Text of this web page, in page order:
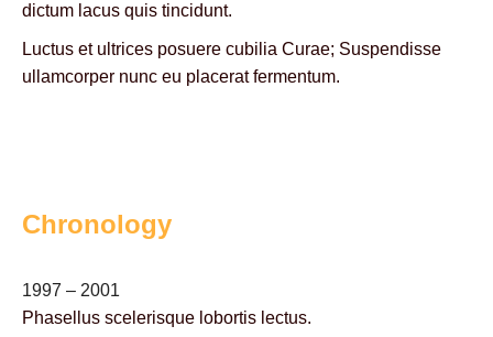
dictum lacus quis tincidunt.
Luctus et ultrices posuere cubilia Curae; Suspendisse
ullamcorper nunc eu placerat fermentum.
Chronology
1997 – 2001
Phasellus scelerisque lobortis lectus.